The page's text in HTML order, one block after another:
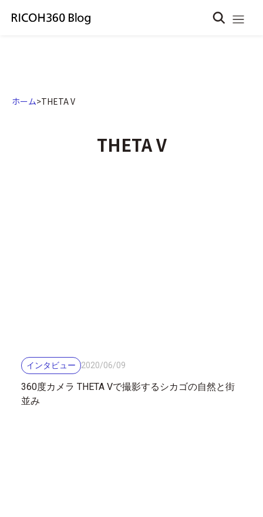
ホーム>THETA V
THETA V
インタビュー 2020/06/09
360度カメラ THETA Vで撮影するシカゴの自然と街
並み